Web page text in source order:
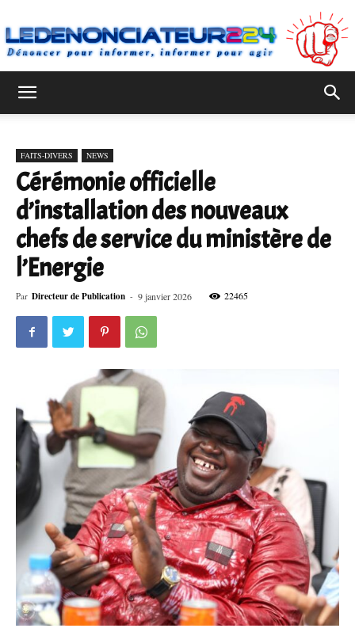
FAITS-DIVERS NEWS
Cérémonie officielle
d’installation des nouveaux
chefs de service du ministère de
l’Energie
Par Directeur de Publication - 9 janvier 2026 22465